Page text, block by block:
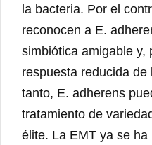
la bacteria. Por el
reconocen a E.
simbiótica amigable y,
respuesta reducida
tanto, E. adherens
tratamiento de
élite. La EMT ya se ha